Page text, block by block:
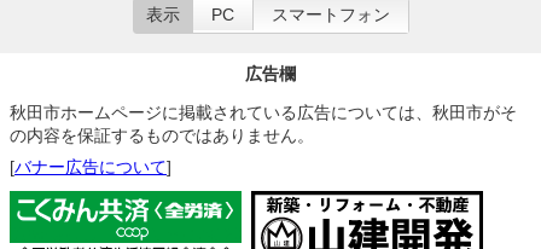
表示 PC スマートフォン
広告欄
秋田市ホームページに掲載されている広告については、秋田市がそ
の内容を保証するものではありません。
[バナー広告について]